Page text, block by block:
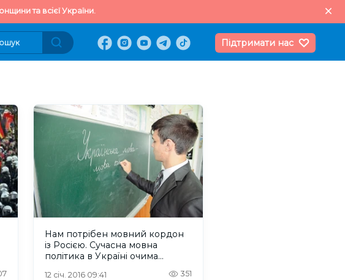
та всієї України.
Підтримати нас
Нам потрібен мовний кордон
із Росією. Сучасна мовна
політика в Україні очима
12 січ. 2016 09:41 351